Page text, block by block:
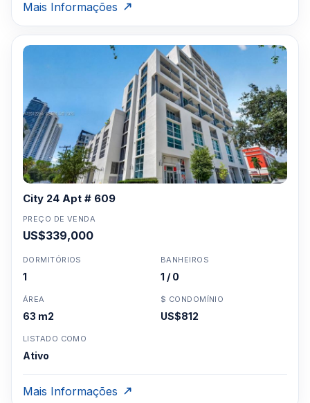
Mais Informações
City 24 Apt # 609
PREÇO DE VENDA
US$339,000
DORMITÓRIOS
1
BANHEIROS
1 / 0
ÁREA
63 m2
$ CONDOMÍNIO
US$812
LISTADO COMO
Ativo
Mais Informações